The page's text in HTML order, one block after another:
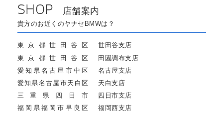
SHOP 店舗案内
貴方のお近くのヤナセBMWは？
東京都世田谷区
世田谷支店
東京都世田谷区
田園調布支店
愛知県名古屋市中区
名古屋支店
愛知県名古屋市天白区
天白支店
三重県四日市
四日市支店
福岡県福岡市早良区
福岡西支店